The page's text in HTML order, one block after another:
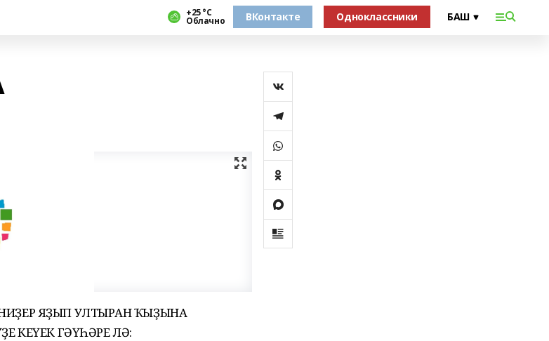
+25 °С
Облачно ВКонтакте Одноклассники
ЯҘЫП УЛТЫРҒАН ҠЫҘЫНА
КЕҮЕК ГӘҮҺӘРЕ ЛӘ: